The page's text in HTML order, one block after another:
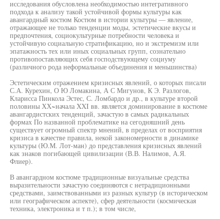
исследования обусловлена необходимостью интегративного
подхода к анализу такой устойчивой формы культуры как
авангардный костюм Костюм в истории культуры — явление,
отражающее не только тенденции моды, эстетические вкусы и
предпочтения, социокультурные потребности человека и
устойчивую социальную стратификацию, но и экстремизм или
эпатажность тех или иных социальных групп, сознательно
противопоставляющих себя господствующему социуму
(различного рода неформальные объединения и меньшинства)
Эстетическим отражением кризисных явлений, о которых писали
С.А. Курехин, О Ю Ломакина, А С Мигунов, К Э. Разлогов,
Кларисса Пинкола Эстес, С. Ломбардо и др., в культуре второй
половины ХХ~начала XXI вв. является доминирование в костюме
авангардистских тенденций, зачастую в самых радикальных
формах По названной проблематике на сегодняшний день
существует огромный спектр мнений, в пределах от восприятия
кризиса в качестве правила, некой закономерности в динамике
культуры (Ю.М. Лот-ман) до представления кризисных явлений
как знаков погибающей цивилизации (В.В. Налимов, А.Я.
Флиер).
В авангардном костюме традиционные визуальные средства
выразительности зачастую соединяются с нетрадиционными
средствами, заимствованными из разных культур (в историческом
или географическом аспекте), сфер деятельности (космическая
техника, электроника и т п.); в том числе,